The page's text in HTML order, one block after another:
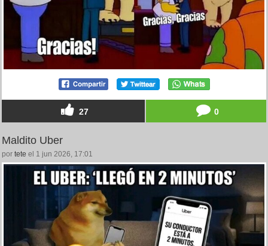
27 0
Maldito Uber
por tete el 1 jun 2026, 17:01